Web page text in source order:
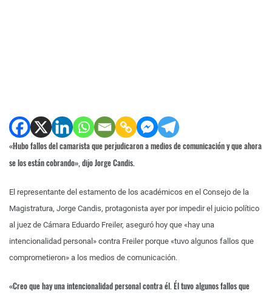
«Hubo fallos del camarista que perjudicaron a medios de comunicación y que ahora
se los están cobrando», dijo Jorge Candis.
El representante del estamento de los académicos en el Consejo de la
Magistratura, Jorge Candis, protagonista ayer por impedir el juicio político
al juez de Cámara Eduardo Freiler, aseguró hoy que «hay una
intencionalidad personal» contra Freiler porque «tuvo algunos fallos que
comprometieron» a los medios de comunicación.
«Creo que hay una intencionalidad personal contra él. Él tuvo algunos fallos que